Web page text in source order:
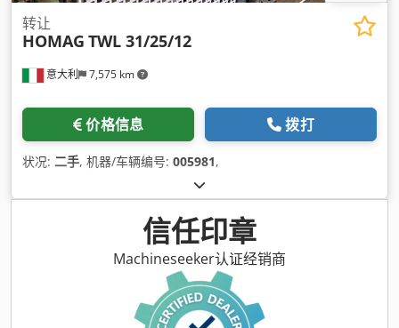
意大利 7,575 km
转让
HOMAG TWL 31/25/12
价格信息 拨打
状况: 二手, 机器/车辆编号: 005981,
信任印章
Machineseeker认证经销商